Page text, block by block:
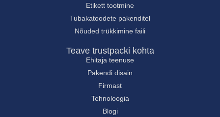
Etikett tootmine
Tubakatoodete pakenditel
Nõuded trükkimine faili
Teave trustpacki kohta
Ehitaja teenuse
Pakendi disain
Firmast
Tehnoloogia
Blogi